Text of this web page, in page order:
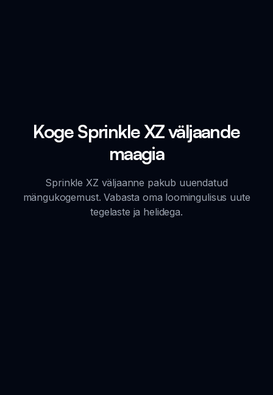
Koge Sprinkle XZ väljaande
maagia
Sprinkle XZ väljaanne pakub uuendatud
mängukogemust. Vabasta oma loomingulisus uute
tegelaste ja helidega.